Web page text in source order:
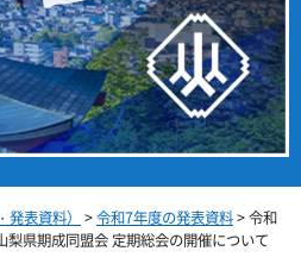
表資料） >令和7年度の発表資料> 令和
梨県期成同盟会 定期総会の開催について